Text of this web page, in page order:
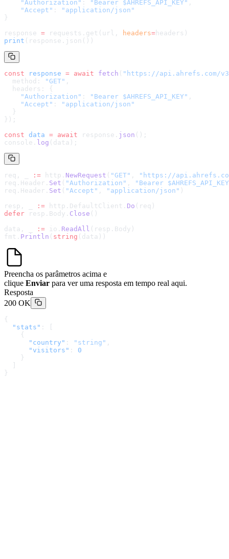
    "Authorization"
: "Bearer $AHREFS_API_KEY" ,
    "Accept"
:
"application/json"
}
response = requests.get(url, headers= headers )
print (response.json())
const response = await fetch ( " https://api.ahrefs.com/
  method:
"GET" ,
  headers: {
    "Authorization"
: "Bearer $AHREFS_API_KEY" ,
    "Accept"
:
"application/json"
  }
});
const data = await response. json ();
console. log (data);
req, _ := http. NewRequest ( "GET" , " https://
req.Header. Set ( "Authorization" ,
"Bearer
req.Header. Set ( "Accept" , "application/json" )
resp, _
:= http.DefaultClient. Do (req)
defer resp.Body. Close ()
data, _
:= io. ReadAll (resp.Body)
fmt. Println ( string (data))
Preencha os parâmetros acima e
clique Enviar para ver uma resposta em tempo real aqui.
Resposta
200 OK
{
  "stats"
: [
    {
      "country"
: "string" ,
      "visitors"
: 0
    }
}